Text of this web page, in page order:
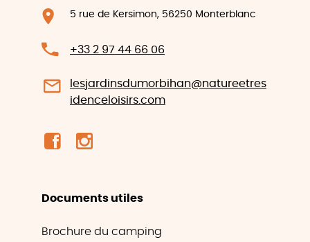
5 rue de Kersimon, 56250 Monterblanc
+33 2 97 44 66 06
lesjardinsdumorbihan@natureetres
idenceloisirs.com
Documents utiles
Brochure du camping